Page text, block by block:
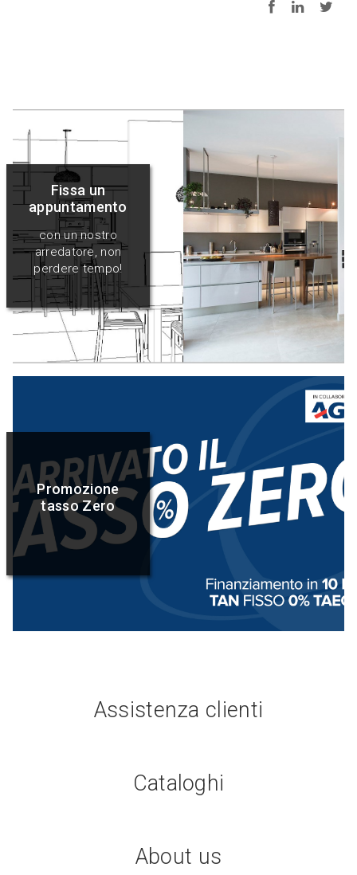
Fissa un
appuntamento
con un nostro
arredatore, non
perdere tempo!
Promozione
tasso Zero
Assistenza clienti
Cataloghi
About us